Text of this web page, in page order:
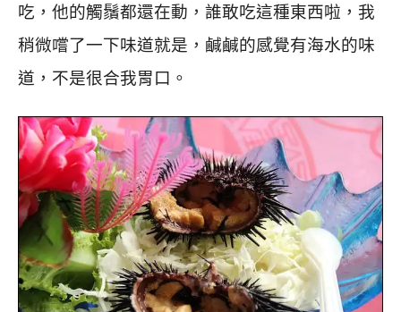
吃，他的觸鬚都還在動，誰敢吃這種東西啦，我
稍微嚐了一下味道就是，鹹鹹的感覺有海水的味
道，不是很合我胃口。